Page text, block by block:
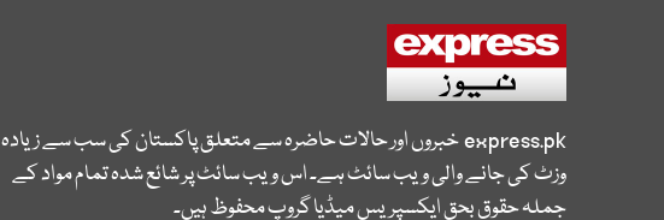
express.pkخبروں اور حالات حاضرہ سے متعلق پاکستان کی سب سے زیادہ
وزٹ کی جانے والی ویب سائٹ ہے۔ اس ویب سائٹ پر شائع شدہ تمام مواد کے
جملہ حقوق بحق ایکسپریس میڈیا گروپ محفوظ ہیں۔